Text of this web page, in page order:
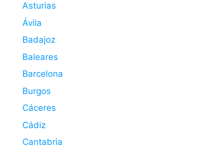
Asturias
Ávila
Badajoz
Baleares
Barcelona
Burgos
Cáceres
Cádiz
Cantabria